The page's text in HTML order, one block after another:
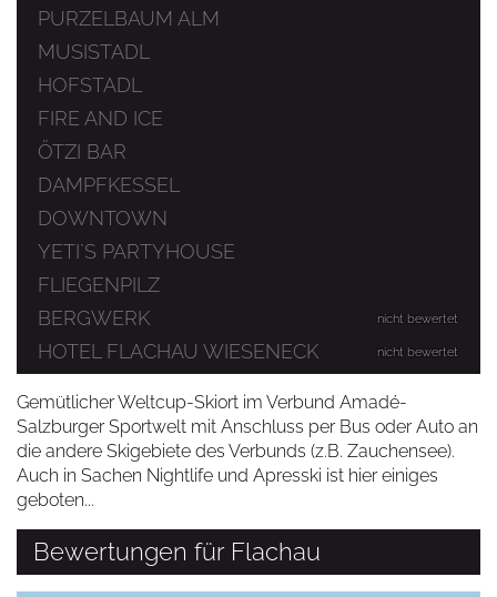
PURZELBAUM ALM
MUSISTADL
HOFSTADL
FIRE AND ICE
ÖTZI BAR
DAMPFKESSEL
DOWNTOWN
YETI`S PARTYHOUSE
FLIEGENPILZ
nicht bewertet
BERGWERK
nicht bewertet
HOTEL FLACHAU WIESENECK
Gemütlicher Weltcup-Skiort im Verbund Amadé-
Salzburger Sportwelt mit Anschluss per Bus oder Auto an
die andere Skigebiete des Verbunds (z.B. Zauchensee).
Auch in Sachen Nightlife und Apresski ist hier einiges
geboten...
Bewertungen für Flachau